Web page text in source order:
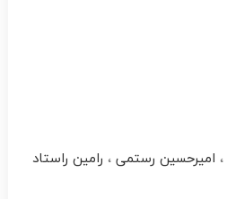
، امیرحسین رستمی ، رامین راستاد